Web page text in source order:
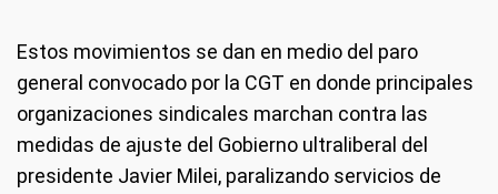
Estos movimientos se dan en medio del paro
general convocado por la CGT en donde principales
organizaciones sindicales marchan contra las
medidas de ajuste del Gobierno ultraliberal del
presidente Javier Milei, paralizando servicios de